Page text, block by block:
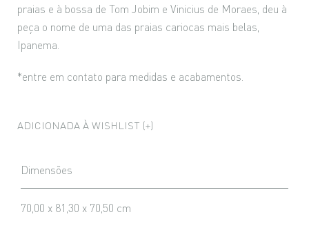
praias e à bossa de Tom Jobim e Vinicius de Moraes, deu à
peça o nome de uma das praias cariocas mais belas,
Ipanema.
*entre em contato para medidas e acabamentos.
ADICIONADA À WISHLIST (+)
Dimensões
70,00 x 81,30 x 70,50 cm